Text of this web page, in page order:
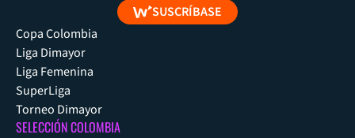
SUSCRÍBASE
Copa Colombia
Liga Dimayor
Liga Femenina
SuperLiga
Torneo Dimayor
SELECCIÓN COLOMBIA